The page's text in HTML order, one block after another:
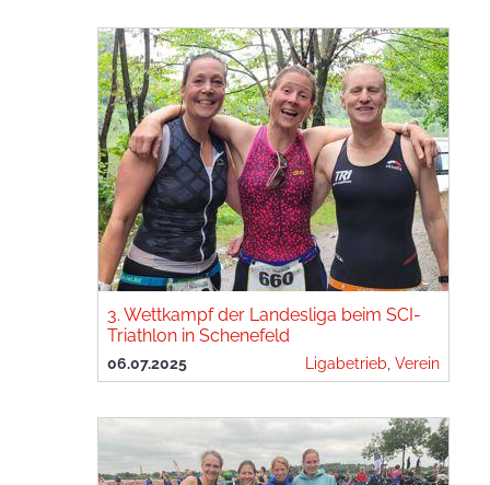
3. Wettkampf der Landesliga beim SCI-
Triathlon in Schenefeld
06.07.2025 Ligabetrieb Verein